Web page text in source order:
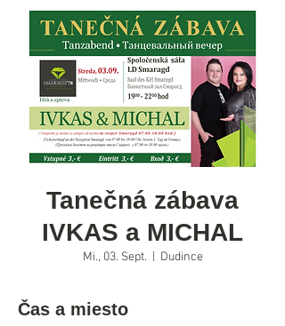
Tanečná zábava
IVKAS a MICHAL
Mi., 03. Sept. Dudince
Čas a miesto